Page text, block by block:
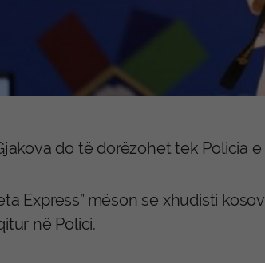
do të dorëzohet tek Policia
Express” mëson se xhudisti
në Polici.